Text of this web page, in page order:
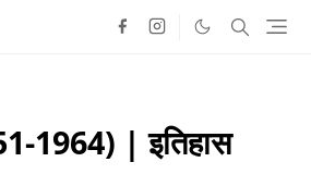
1964) | इतिहास